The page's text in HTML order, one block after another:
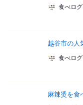
食べロ
越谷市の人
食べロ
麻辣烫を食